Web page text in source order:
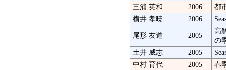
三浦 英和
2006
都
横井 孝暁
2006
尾形 友道 2005
高
の
土井 威志
2005
中村 育代
2005 春